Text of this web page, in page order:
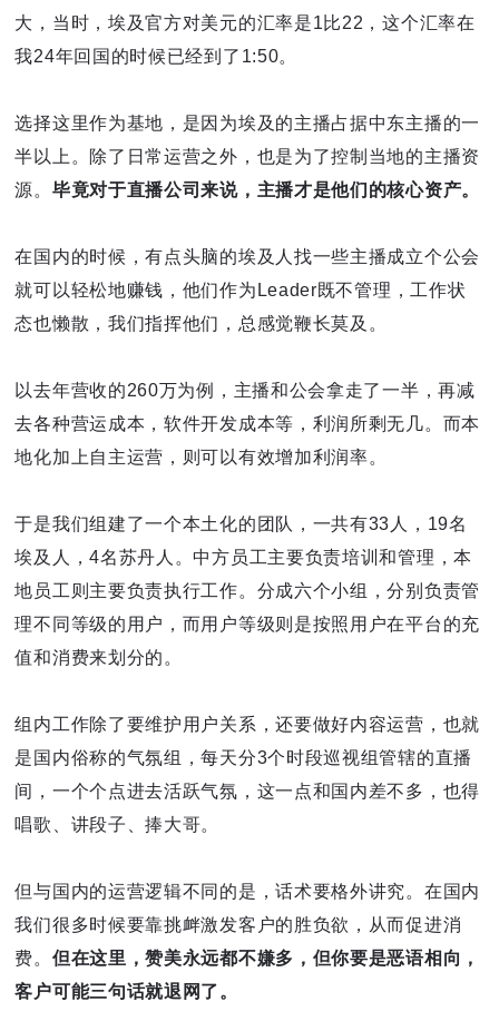
大，当时，埃及官方对美元的汇率是1比22，这个汇率在
我24年回国的时候已经到了1:50。
选择这里作为基地，是因为埃及的主播占据中东主播的一
半以上。除了日常运营之外，也是为了控制当地的主播资
源。 毕竟对于直播公司来说，主播才是他们的核心资产。
在国内的时候，有点头脑的埃及人找一些主播成立个公会
就可以轻松地赚钱，他们作为Leader既不管理，工作状
态也懒散，我们指挥他们，总感觉鞭长莫及。
以去年营收的260万为例，主播和公会拿走了一半，再减
去各种营运成本，软件开发成本等，利润所剩无几。而本
地化加上自主运营，则可以有效增加利润率。
于是我们组建了一个本土化的团队，一共有33人，19名
埃及人，4名苏丹人。中方员工主要负责培训和管理，本
地员工则主要负责执行工作。分成六个小组，分别负责管
理不同等级的用户，而用户等级则是按照用户在平台的充
值和消费来划分的。
组内工作除了要维护用户关系，还要做好内容运营，也就
是国内俗称的气氛组，每天分3个时段巡视组管辖的直播
间，一个个点进去活跃气氛，这一点和国内差不多，也得
唱歌、讲段子、捧大哥。
但与国内的运营逻辑不同的是，话术要格外讲究。在国内
我们很多时候要靠挑衅激发客户的胜负欲，从而促进消
费。 但在这里，赞美永远都不嫌多，但你要是恶语相向，
客户可能三句话就退网了。